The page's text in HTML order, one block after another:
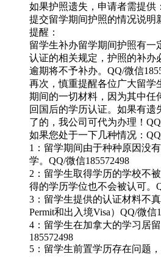
如果护照遗失，申请者需提供
提交留学期间护照的情况说明
提醒：
留学生补办留学期间护照有一
认证的相关规定，护照的补办
逾期将不予补办。QQ/微信
再次，慎重提醒各位广大留学
期间的一切材料，因为其中任
回国后的学历认证。如果有遗
了的，我公司可代为办理！
如果您处于一下几种情况：
1：留学期间由于种种原因没
学。QQ/微信185572498
2：留学生取得学历的学校不
得的学历学位也不会被认可。
3：留学生提供的认证材料不
Permit和出入境Visa）QQ/微信
4：留学生在加拿大的学习居
185572498
5：留学生前置学历存在问题